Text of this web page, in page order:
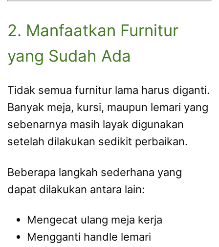
2. Manfaatkan Furnitur
yang Sudah Ada
Tidak semua furnitur lama harus diganti.
Banyak meja, kursi, maupun lemari yang
sebenarnya masih layak digunakan
setelah dilakukan sedikit perbaikan.
Beberapa langkah sederhana yang
dapat dilakukan antara lain:
Mengecat ulang meja kerja
Mengganti handle lemari